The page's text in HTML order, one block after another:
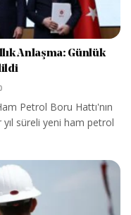
Anlaşma: Günlük
Petrol Boru Hattı'nın
yıl süreli yeni ham petrol